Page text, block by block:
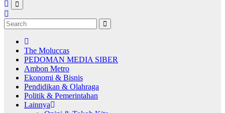
The Moluccas
PEDOMAN MEDIA SIBER
Ambon Metro
Ekonomi & Bisnis
Pendidikan & Olahraga
Politik & Pemerintahan
Lainnya